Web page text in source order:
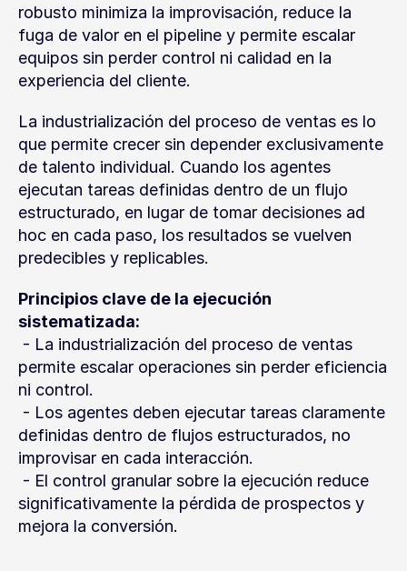
robusto minimiza la improvisación, reduce la
fuga de valor en el pipeline y permite escalar
equipos sin perder control ni calidad en la
experiencia del cliente.
La industrialización del proceso de ventas es lo
que permite crecer sin depender exclusivamente
de talento individual. Cuando los agentes
ejecutan tareas definidas dentro de un flujo
estructurado, en lugar de tomar decisiones ad
hoc en cada paso, los resultados se vuelven
predecibles y replicables.
Principios clave de la ejecución
sistematizada:
permite escalar operaciones sin perder eficiencia
ni control.
definidas dentro de flujos estructurados, no
improvisar en cada interacción.
significativamente la pérdida de prospectos y
mejora la conversión.